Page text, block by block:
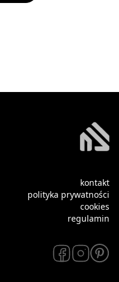
kontakt
polityka prywatności
cookies
regulamin